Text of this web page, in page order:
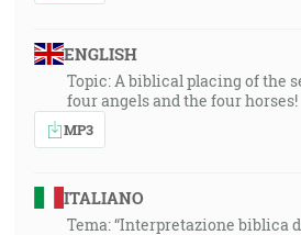
ENGLISH
Topic: A biblical placing of the
four angels and the four horses!
MP3
ITALIANO
Tema: “Interpretazione biblica